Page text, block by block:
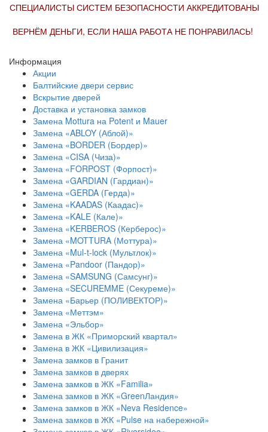
СПЕЦИАЛИСТЫ СИСТЕМ БЕЗОПАСНОСТИ АККРЕДИТОВАНЫ
ВЕРНЁМ ДЕНЬГИ, ЕСЛИ НАША РАБОТА НЕ ПОНРАВИЛАСЬ!
Информация
Акции
Балтийские двери сервис
Вскрытие дверей
Доставка и установка замков
Замена Mottura на Potent и Mauer
Замена «ABLOY (Аблой)»
Замена «BORDER (Бордер)»
Замена «CISA (Чиза)»
Замена «FORPOST (Форпост)»
Замена «GARDIAN (Гардиан)»
Замена «GERDA (Герда)»
Замена «KAADAS (Каадас)»
Замена «KALE (Кале)»
Замена «KERBEROS (Керберос)»
Замена «MOTTURA (Моттура)»
Замена «Mul-t-lock (Мультлок)»
Замена «Pandoor (Пандор)»
Замена «SAMSUNG (Самсунг)»
Замена «SECUREMME (Секуреме)»
Замена «Барьер (ПОЛИВЕКТОР)»
Замена «Меттэм»
Замена «Эльбор»
Замена в ЖК «Приморский квартал»
Замена в ЖК «Цивилизация»
Замена замков в Гранит
Замена замков в дверях
Замена замков в ЖК «Familia»
Замена замков в ЖК «GreenЛандия»
Замена замков в ЖК «Neva Residence»
Замена замков в ЖК «Pulse на набережной»